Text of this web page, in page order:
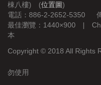
棟八樓) (位置圖)
電話：886-2-2652-5350
最佳瀏覽：1440×900 |
本
Copyright © 2018 All Rights
勿使用